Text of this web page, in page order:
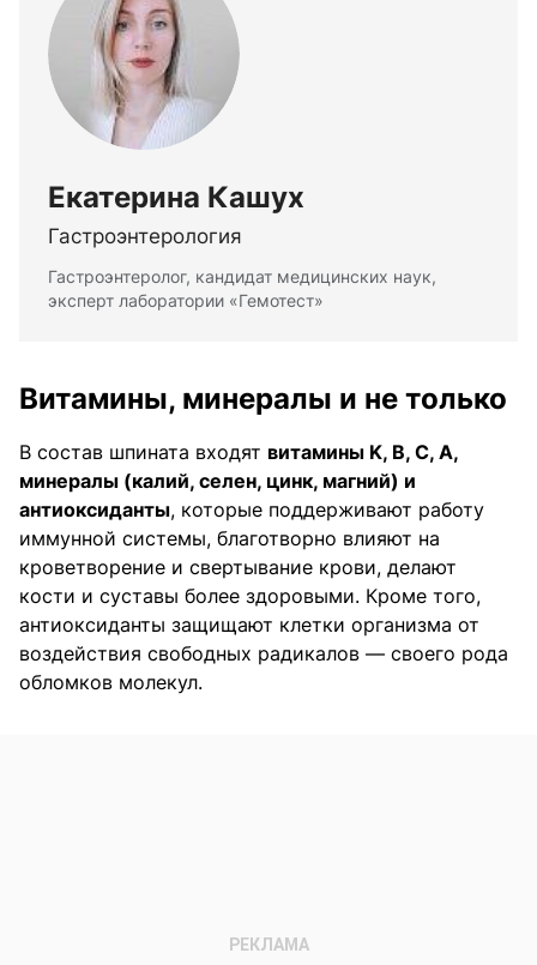
Екатерина Кашух
Гастроэнтерология
Гастроэнтеролог, кандидат медицинских наук,
эксперт лаборатории «Гемотест»
Витамины, минералы и не только
В состав шпината входят витамины K, B, C, A,
минералы (калий, селен, цинк, магний) и
антиоксиданты, которые поддерживают работу
иммунной системы, благотворно влияют на
кроветворение и свертывание крови, делают
кости и суставы более здоровыми. Кроме того,
антиоксиданты защищают клетки организма от
воздействия свободных радикалов — своего рода
обломков молекул.